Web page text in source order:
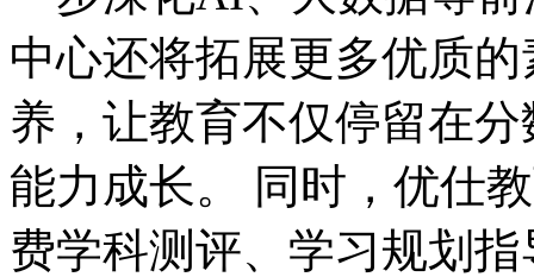
中心还将拓展更多优质
养，让教育不仅停留在
能力成长。 同时，优仕
费学科测评、学习规划